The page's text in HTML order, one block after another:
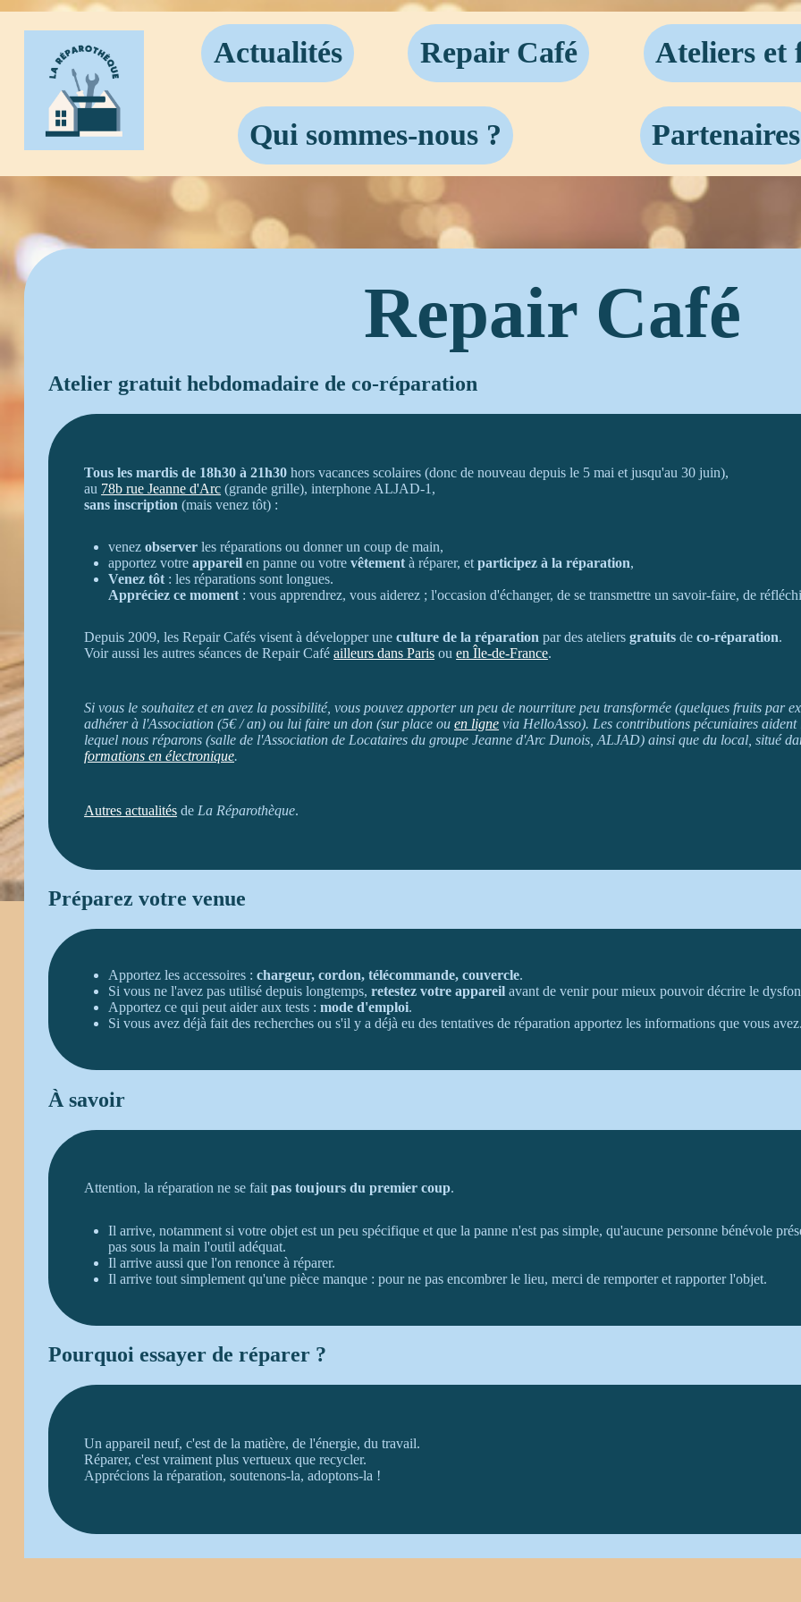
Actualités Repair Café Ateliers et
Qui sommes-nous ? Partenaires
Repair Café
Atelier gratuit hebdomadaire de co-réparation
Tous les mardis de 18h30 à 21h30 hors vacances scolaires (donc de nouveau depuis le 5 mai et jusqu'au 30 juin),
au 78b rue Jeanne d'Arc (grande grille), interphone ALJAD-1,
sans inscription (mais venez tôt) :
venez observerles réparations ou donner un coup de main,
apportez votre appareilen panne ou votre vêtementà réparer, et participez à la réparation,
Venez tôt: les réparations sont longues.
Appréciez ce moment: vous apprendrez, vous aiderez ; l'occasion d'échanger, de se transmettre un savoir-faire, de
Depuis 2009, les Repair Cafés visent à développer uneculture de la réparation par des ateliersgratuits deco-réparation.
Voir aussi les autres séances de Repair Caféailleurs dans Paris ouen Île-de-France.
Si vous le souhaitez et en avez la possibilité, vous pouvez apporter un peu de nourriture peu transformée (quelques fruits par
adhérer à l'Association (5€ / an) ou lui faire un don (sur place ouen ligne via HelloAsso). Les contributions pécuniaires
lequel nous réparons (salle de l'Association de Locataires du groupe Jeanne d'Arc Dunois, ALJAD) ainsi que du local, situé
formations en électronique.
Autres actualités de La Réparothèque.
Préparez votre venue
Apportez les accessoires : chargeur, cordon, télécommande, couvercle.
Si vous ne l'avez pas utilisé depuis longtemps, retestez votre appareilavant de venir pour mieux pouvoir décrire le
Apportez ce qui peut aider aux tests : mode d'emploi.
Si vous avez déjà fait des recherches ou s'il y a déjà eu des tentatives de réparation apportez les informations que vous avez.
À savoir
Attention, la réparation ne se faitpas toujours du premier coup.
Il arrive, notamment si votre objet est un peu spécifique et que la panne n'est pas simple, qu'aucune personne bénévole
pas sous la main l'outil adéquat.
Il arrive aussi que l'on renonce à réparer.
Il arrive tout simplement qu'une pièce manque : pour ne pas encombrer le lieu, merci de remporter et rapporter l'objet.
Pourquoi essayer de réparer ?
Un appareil neuf, c'est de la matière, de l'énergie, du travail.
Réparer, c'est vraiment plus vertueux que recycler.
Apprécions la réparation, soutenons-la, adoptons-la !